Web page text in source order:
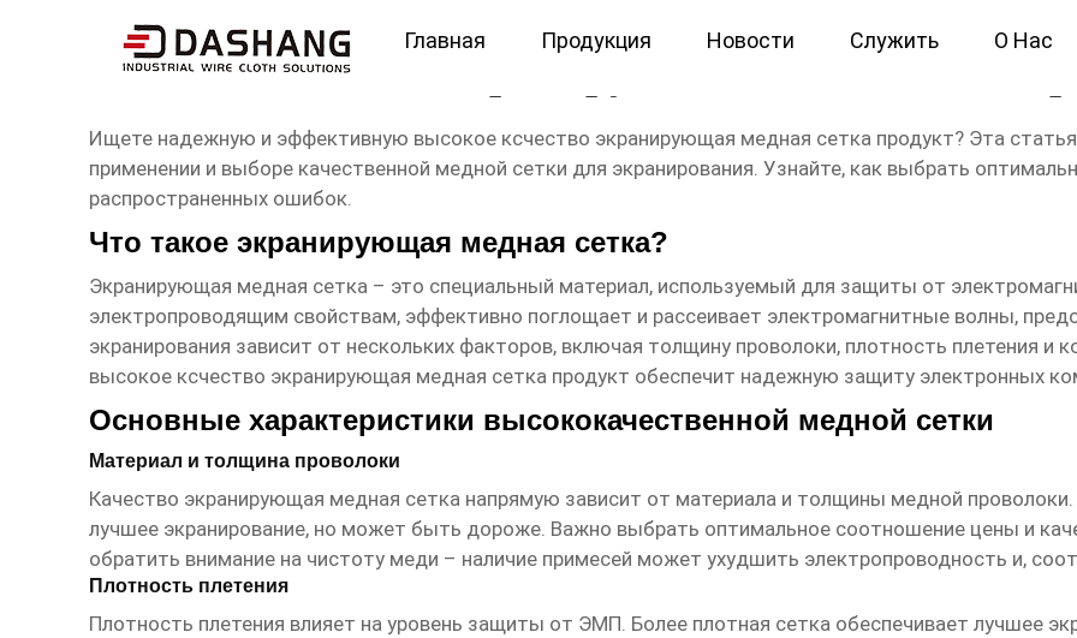
Главная Продукция Новости Служить О Нас
высокое ксчество экранирующая медная сетка
Ищете надежную и эффективную высокое ксчество экранирующая медная сетка продукт? Эта
применении и выборе качественной медной сетки для экранирования. Узнайте, как выбрать
распространенных ошибок.
Что такое экранирующая медная сетка?
Экранирующая медная сетка– это специальный материал, используемый для защиты от
электропроводящим свойствам, эффективно поглощает и рассеивает электромагнитные волны,
экранирования зависит от нескольких факторов, включая толщину проволоки, плотность плетения и
высокое ксчество экранирующая медная сетка продукт обеспечит надежную защиту электронных
Основные характеристики высококачественной медной сетки
Материал и толщина проволоки
Качество экранирующая медная сетканапрямую зависит от материала и толщины медной
лучшее экранирование, но может быть дороже. Важно выбрать оптимальное соотношение цены и
обратить внимание на чистоту меди – наличие примесей может ухудшить электропроводность и,
Плотность плетения
Плотность плетения влияет на уровень защиты от ЭМП. Более плотная сетка обеспечивает лучшее